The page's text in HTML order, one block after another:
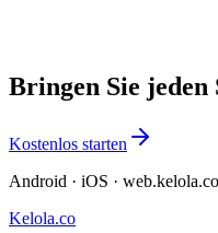
Bringen Sie
Kostenlos starten
Android · iOS · web.kelola.co
Kelola.co